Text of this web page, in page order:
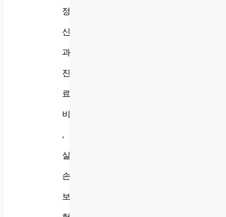
정
신
과
진
료
비
,
실
손
보